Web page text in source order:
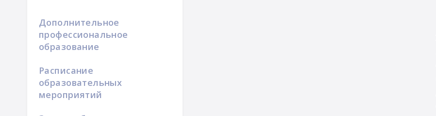
Дополнительное
профессиональное
образование
Расписание
образовательных
мероприятий